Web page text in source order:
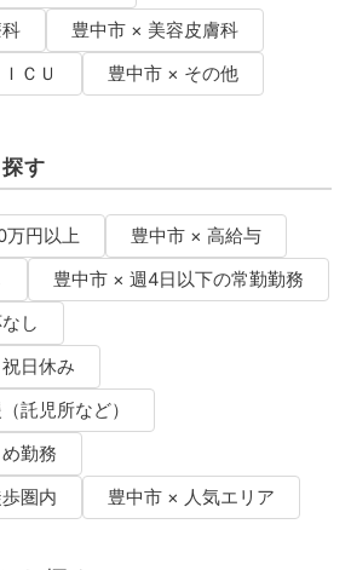
豊中市 × 美容皮膚科
ＣＵ
豊中市 × その他
す
万円以上
豊中市 × 高給与
豊中市 × 週4日以下の常勤勤務
し
日休み
託児所など）
勤務
圏内
豊中市 × 人気エリア